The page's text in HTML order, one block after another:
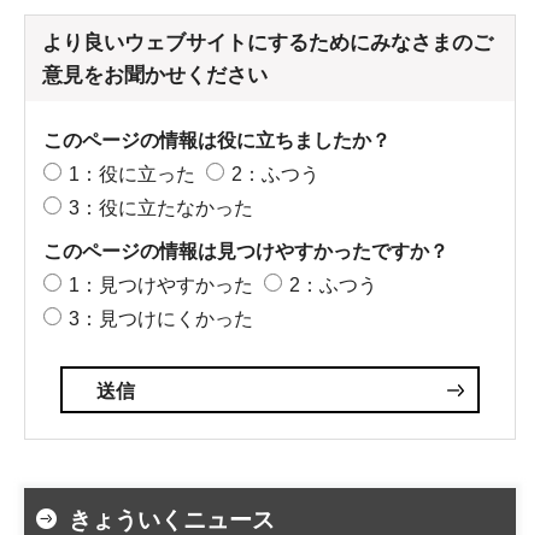
より良いウェブサイトにするためにみなさまのご
意見をお聞かせください
このページの情報は役に立ちましたか？
1：役に立った
2：ふつう
3：役に立たなかった
このページの情報は見つけやすかったですか？
1：見つけやすかった
2：ふつう
3：見つけにくかった
きょういくニュース